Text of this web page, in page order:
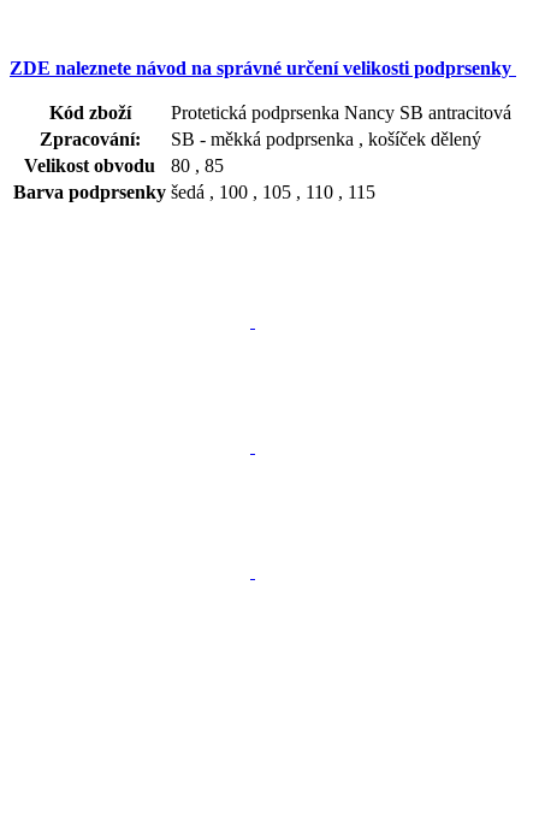
ZDE naleznete návod na správné určení velikosti podprsenky
Kód zboží
Protetická podprsenka Nancy SB antracitová
Zpracování:
SB - měkká podprsenka , košíček dělený
Velikost obvodu
80 , 85
Barva podprsenky šedá , 100 , 105 , 110 , 115